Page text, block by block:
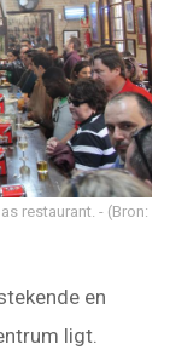
restaurant.
(Bron:
en
ligt.